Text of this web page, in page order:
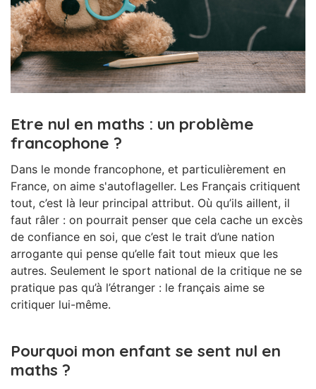
Etre nul en maths : un problème
francophone ?
Dans le monde francophone, et particulièrement en
France, on aime s'autoflageller. Les Français critiquent
tout, c’est là leur principal attribut. Où qu’ils aillent, il
faut râler : on pourrait penser que cela cache un excès
de confiance en soi, que c’est le trait d’une nation
arrogante qui pense qu’elle fait tout mieux que les
autres. Seulement le sport national de la critique ne se
pratique pas qu’à l’étranger : le français aime se
critiquer lui-même.
Pourquoi mon enfant se sent nul en
maths ?